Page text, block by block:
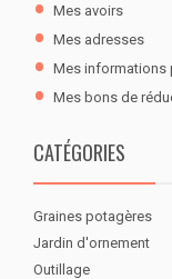
Mes avoirs
Mes adresses
Mes informations
Mes bons de
CATÉGORIES
Graines potagères
Jardin d'ornement
Outillage